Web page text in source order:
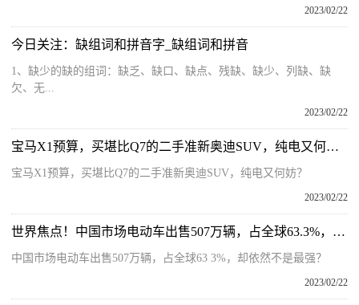
2023/02/22
今日关注：缺组词和拼音字_缺组词和拼音
1、缺少的缺的组词：缺乏、缺口、缺点、残缺、缺少、列缺、缺
欠、无...
2023/02/22
宝马X1预算，买堪比Q7的二手准新奥迪SUV，纯电又何妨？
宝马X1预算，买堪比Q7的二手准新奥迪SUV，纯电又何妨？
2023/02/22
世界焦点！中国市场电动车出售507万辆，占全球63.3%，却依然不是最强？
中国市场电动车出售507万辆，占全球63 3%，却依然不是最强？
2023/02/22